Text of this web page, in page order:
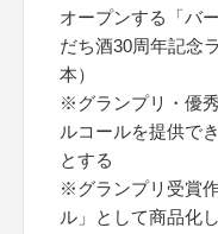
オープンする「バ
だち酒30周年記念
本）
※グランプリ・優
ルコールを提供で
とする
※グランプリ受賞
ル」として商品化